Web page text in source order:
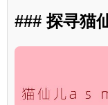
### 探寻猫